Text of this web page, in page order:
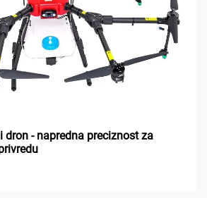
dron - napredna preciznost za